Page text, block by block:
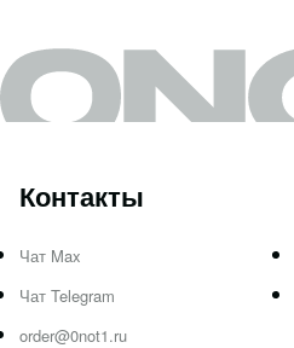
Контакты
Чат Max
Чат Telegram
order@0not1.ru